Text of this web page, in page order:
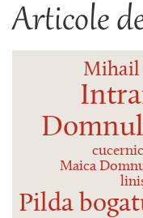
Articole
Mihail
Maica
Pilda